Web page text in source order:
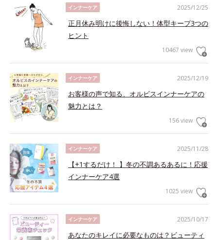
2025/12/25
インナーケア
正月休み明けに後悔しない！体型キープ3つの
ヒント
10467 view
2025/12/19
インナーケア
お客様の声で知る、オルビスインナーケアの
魅力とは？
156 view
2025/11/28
インナーケア
【+1するだけ！ 】冬の不調あるあるに！応援
インナーケア4選
1025 view
2025/10/17
インナーケア
あなたのキレイに必要なものは？ビューティ